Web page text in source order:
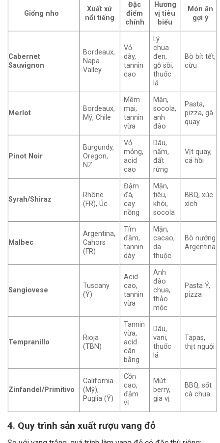
Giống nho
Xuất xứ
nổi tiếng
Đặc
điểm
chính
Hương
vị tiêu
biểu
Món ăn
gợi ý
Cabernet
Sauvignon
Bordeaux,
Napa
Valley
Vỏ
dày,
tannin
cao
Lý
chua
đen,
gỗ sồi,
thuốc
lá
Bò bít tết,
cừu
Merlot
Bordeaux,
Mỹ, Chile
Mềm
mại,
tannin
vừa
Mận,
socola,
anh
đào
Pasta,
pizza, gà
quay
Pinot Noir
Burgundy,
Oregon,
NZ
Vỏ
mỏng,
acid
cao
Dâu,
nấm,
đất
rừng
Vịt quay,
cá hồi
Syrah/Shiraz
Rhône
(FR), Úc
Đậm
đà,
cay
nồng
Mận,
tiêu,
khói,
socola
BBQ, xúc
xích
Malbec
Argentina,
Cahors
(FR)
Tím
đậm,
tannin
dày
Mận,
cacao,
da
thuộc
Bò nướng
Argentina
Sangiovese
Tuscany
(Ý)
Acid
cao,
tannin
vừa
Anh
đào
chua,
thảo
mộc
Pasta Ý,
pizza
Tempranillo
Rioja
(TBN)
Tannin
vừa,
acid
cân
bằng
Dâu,
vani,
thuốc
lá
Tapas,
thịt nguội
Zinfandel/Primitivo
California
(Mỹ),
Puglia (Ý)
Cồn
cao,
đậm
vị
Mứt
berry,
gia vị
BBQ, sốt
cà chua
4. Quy trình sản xuất rượu vang đỏ